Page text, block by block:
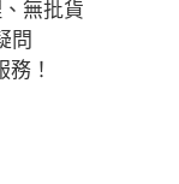
無批貨
問
！